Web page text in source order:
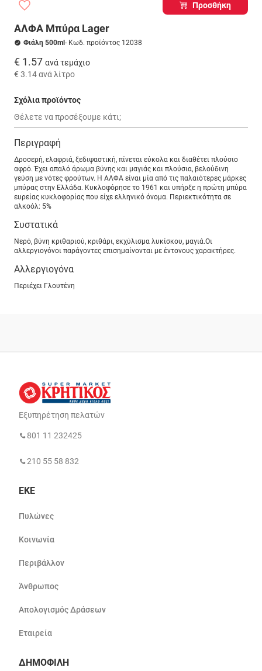
Προσθήκη
ΑΛΦΑ Μπύρα Lager
Φιάλη 500ml - Κωδ. προϊόντος 12038
€ 1.57 ανά τεμάχιο
€ 3.14ανά λίτρο
Σχόλια προϊόντος
Περιγραφή
Δροσερή, ελαφριά, ξεδιψαστική, πίνεται εύκολα και διαθέτει πλούσιο
αφρό. Έχει απαλό άρωμα βύνης και μαγιάς και πλούσια, βελούδινη
γεύση με νότες φρούτων. Η ΑΛΦΑ είναι μία από τις παλαιότερες μάρκες
μπύρας στην Ελλάδα. Κυκλοφόρησε το 1961 και υπήρξε η πρώτη μπύρα
ευρείας κυκλοφορίας που είχε ελληνικό όνομα. Περιεκτικότητα σε
αλκοόλ: 5%
Συστατικά
Νερό, βύνη κριθαριού, κριθάρι, εκχύλισμα λυκίσκου, μαγιά.Οι
αλλεργιογόνοι παράγοντες επισημαίνονται με έντονους χαρακτήρες.
Αλλεργιογόνα
Περιέχει Γλουτένη
Εξυπηρέτηση πελατών
801 11 232425
210 55 58 832
ΕΚΕ
Πυλώνες
Κοινωνία
Περιβάλλον
Άνθρωπος
Απολογισμός Δράσεων
Εταιρεία
ΔΗΜΟΦΙΛΗ